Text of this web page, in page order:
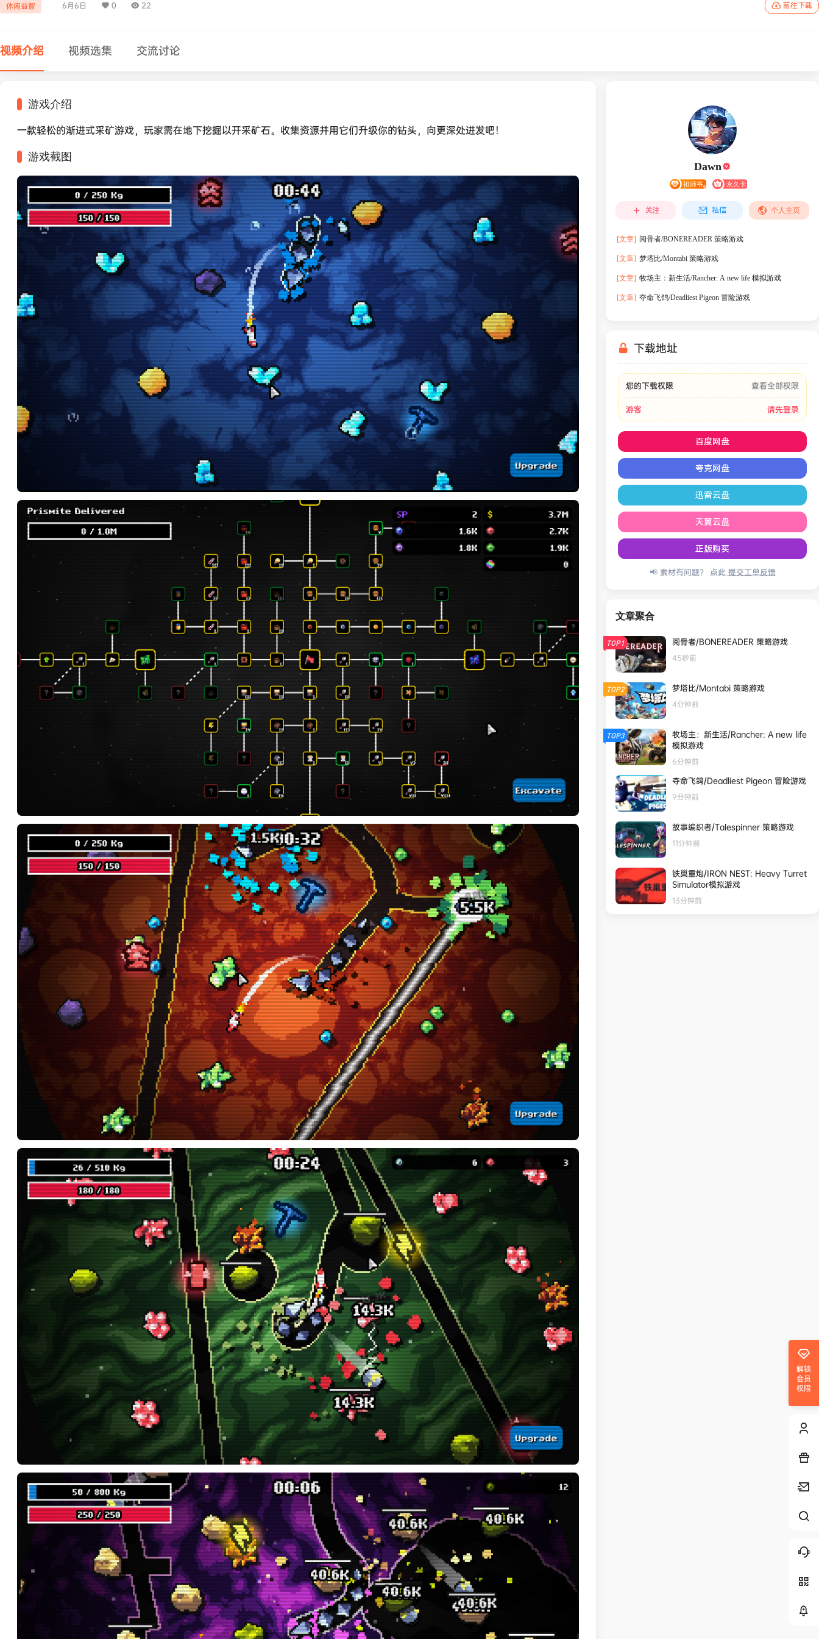
休闲益智 6月6日 0 22 前往下载
视频介绍 视频选集 交流讨论
游戏介绍
一款轻松的渐进式采矿游戏，玩家需在地下挖掘以开采矿石。收集资源并用它们升级你的钻头，向更深处进发吧！
游戏截图
Dawn
关注 私信 个人主页
[文章] 阅骨者/BONEREADER 策略游戏
[文章] 梦塔比/Montabi 策略游戏
[文章] 牧场主：新生活/Rancher: A new life 模拟游戏
[文章] 夺命飞鸽/Deadliest Pigeon 冒险游戏
下载地址
您的下载权限 查看全部权限
游客 请先登录
百度网盘
夸克网盘
迅雷云盘
天翼云盘
正版购买
📢 素材有问题？ 点此提交工单反馈
文章聚合
TOP1 阅骨者/BONEREADER 策略游戏
45秒前
TOP2 梦塔比/Montabi 策略游戏
4分钟前
TOP3
牧场主：新生活/Rancher: A new life
模拟游戏
6分钟前
夺命飞鸽/Deadliest Pigeon 冒险游戏
9分钟前
故事编织者/Talespinner 策略游戏
11分钟前
铁巢重炮/IRON NEST: Heavy Turret
Simulator模拟游戏
13分钟前
解锁
会员
权限